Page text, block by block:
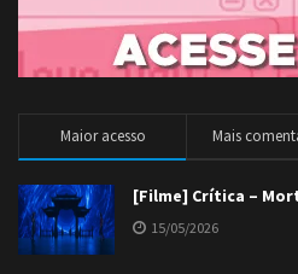
Maior acesso Mais
[Filme] Crítica –
15/05/2026